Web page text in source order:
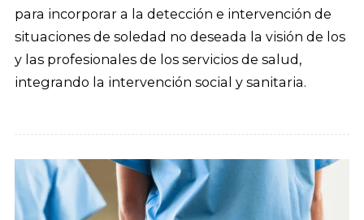
para incorporar a la detección e intervención de
situaciones de soledad no deseada la visión de los
y las profesionales de los servicios de salud,
integrando la intervención social y sanitaria.